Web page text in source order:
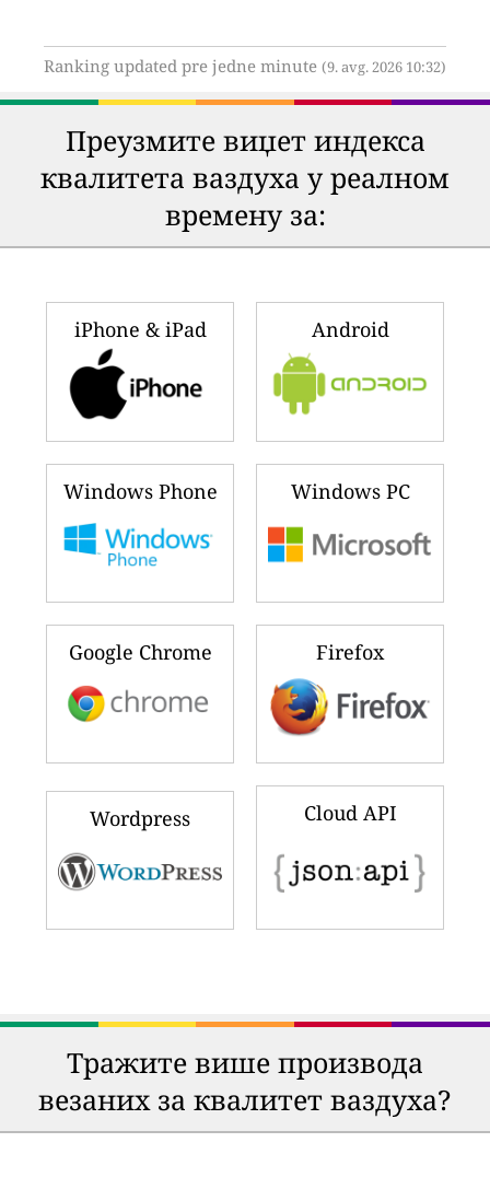
Ranking updated pre jedne minute (9. avg. 2026 10:32)
Преузмите виџет индекса
квалитета ваздуха у реалном
времену за:
iPhone & iPad Android
Windows Phone Windows PC
Google Chrome Firefox
Wordpress Cloud API
Тражите више производа
везаних за квалитет ваздуха?